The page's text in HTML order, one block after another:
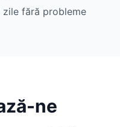
fără probleme
ne